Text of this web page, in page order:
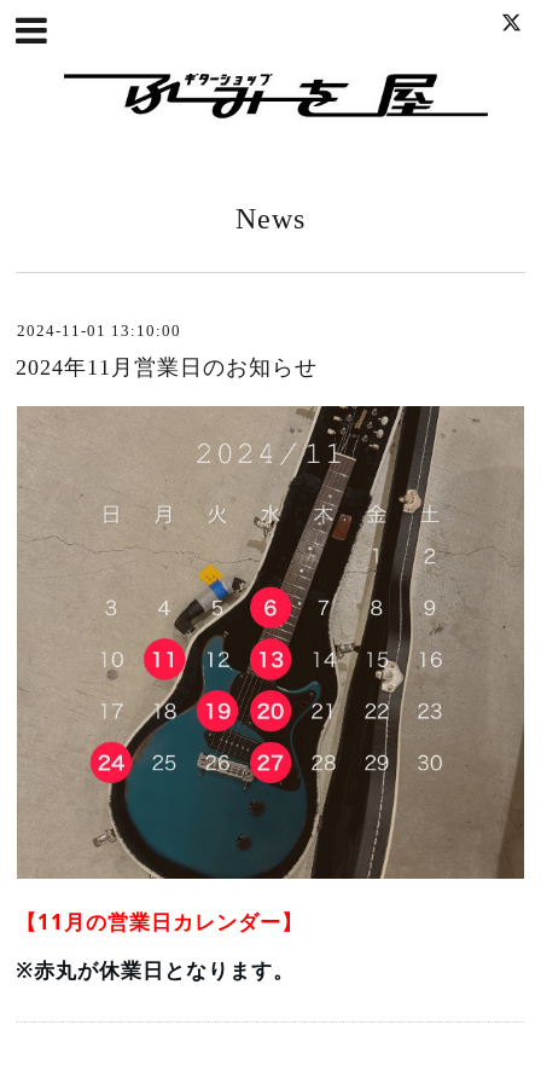
News
2024-11-01 13:10:00
2024年11月営業日のお知らせ
【11月の営業日カレンダー】
※赤丸が休業日となります。